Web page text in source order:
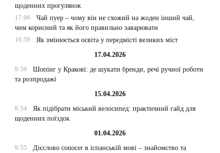
щоденних прогулянок
17:06
Чай пуер – чому він не схожий на жоден інший чай,
чим корисний та як його правильно заварювати
16:59
Як змінюється освіта у передмісті великих міст
17.04.2026
9:59
Шопінг у Кракові: де шукати бренди, речі ручної роботи
та розпродажі
15.04.2026
8:54
Як підібрати міський велосипед: практичний гайд для
щоденних поїздок
01.04.2026
9:55
Дієслово conocer в іспанській мові – знайомство та